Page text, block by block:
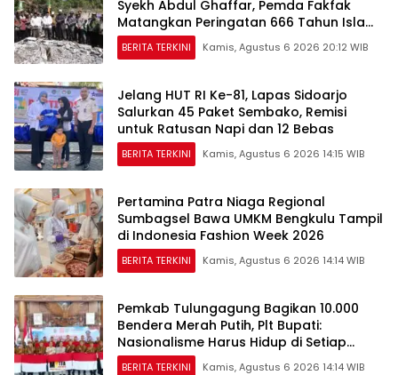
Syekh Abdul Ghaffar, Pemda Fakfak
Matangkan Peringatan 666 Tahun Islam
Masuk Tanah Papua
BERITA TERKINI Kamis, Agustus 6 2026 20:12 WIB
Jelang HUT RI Ke-81, Lapas Sidoarjo
Salurkan 45 Paket Sembako, Remisi
untuk Ratusan Napi dan 12 Bebas
BERITA TERKINI Kamis, Agustus 6 2026 14:15 WIB
Pertamina Patra Niaga Regional
Sumbagsel Bawa UMKM Bengkulu Tampil
di Indonesia Fashion Week 2026
BERITA TERKINI Kamis, Agustus 6 2026 14:14 WIB
Pemkab Tulungagung Bagikan 10.000
Bendera Merah Putih, Plt Bupati:
Nasionalisme Harus Hidup di Setiap
Rumah
BERITA TERKINI Kamis, Agustus 6 2026 14:14 WIB